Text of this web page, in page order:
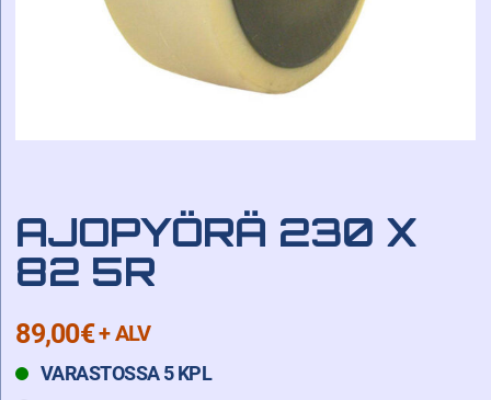
AJOPYÖRÄ 230 X
82 5R
89,00€+ ALV
VARASTOSSA 5 KPL